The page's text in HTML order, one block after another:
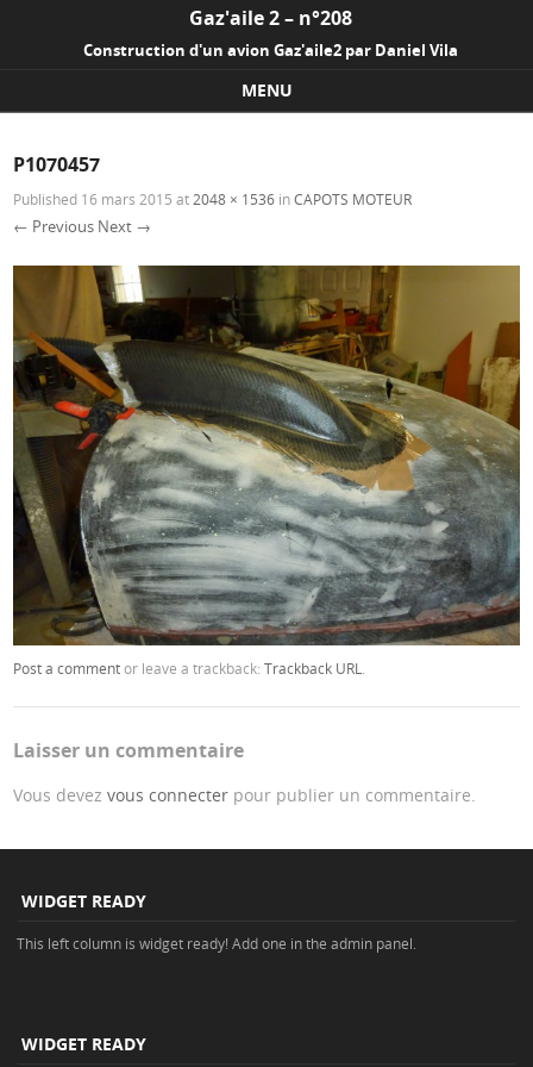
Gaz'aile 2 – n°208
Construction d'un avion Gaz'aile2 par Daniel Vila
MENU
P1070457
Published 16 mars 2015 at 2048 × 1536 inCAPOTS MOTEUR
← Previous Next →
Post a commentor leave a trackback:Trackback URL
Laisser un commentaire
Vous devezvous connecter pour publier un commentaire.
WIDGET READY
This left column is widget ready! Add one in the admin panel.
WIDGET READY